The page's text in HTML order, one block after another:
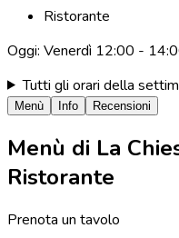
Ristorante
Oggi: Venerdì 12:00 -
Tutti gli orari della
Menù Info Recensioni
Menù di La
Ristorante
Prenota un tavolo